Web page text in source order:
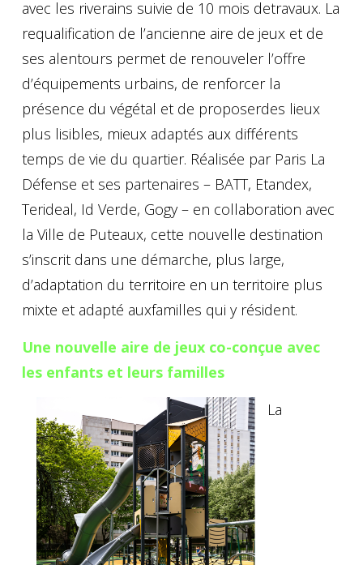
avec les riverains suivie de 10 mois detravaux. La
requalification de l’ancienne aire de jeux et de
ses alentours permet de renouveler l’offre
d’équipements urbains, de renforcer la
présence du végétal et de proposerdes lieux
plus lisibles, mieux adaptés aux différents
temps de vie du quartier. Réalisée par Paris La
Défense et ses partenaires – BATT, Etandex,
Terideal, Id Verde, Gogy – en collaboration avec
la Ville de Puteaux, cette nouvelle destination
s’inscrit dans une démarche, plus large,
d’adaptation du territoire en un territoire plus
mixte et adapté auxfamilles qui y résident.
Une nouvelle aire de jeux co-conçue avec
les enfants et leurs familles
La